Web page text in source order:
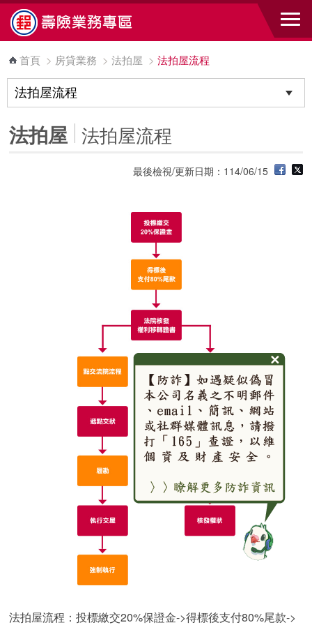
跳到主要內容區塊
首頁 > 房貸業務 >法拍屋 >法拍屋流程
法拍屋 法拍屋流程
最後檢視/更新日期：114/06/15
法拍屋流程：投標繳交20%保證金->得標後支付80%尾款->